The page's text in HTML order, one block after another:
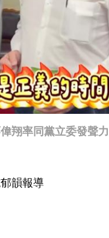
翔率同黨立委發聲
韻報導